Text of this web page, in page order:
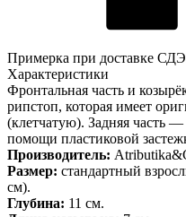
Примерка при доставке
Характеристики
Фронтальная часть и
рипстоп, которая имеет
(клетчатую). Задняя часть —
помощи пластиковой
Производитель:
Размер: стандартный
см).
Глубина: 11 см.